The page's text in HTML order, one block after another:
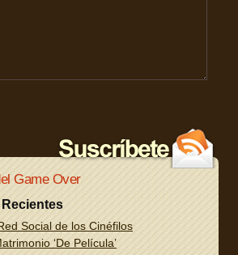
Game Over
Social de los Cinéfilos
‘De Película’